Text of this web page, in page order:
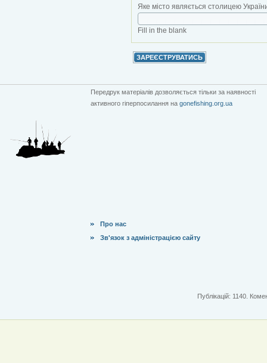
Яке місто являється столицею
Fill in the blank
Передрук матеріалів дозволяється тільки за наявності
активного гіперпосилання на gonefishing.org.ua
Про нас
Зв'язок з адміністрацією сайту
Публікацій: 1140.